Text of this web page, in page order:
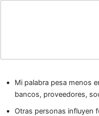
Mi palabra pesa menos
bancos, proveedores,
Otras personas influyen